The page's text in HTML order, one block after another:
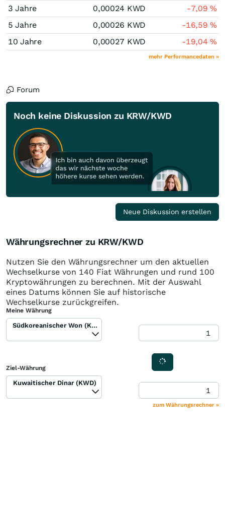
3 Jahre 0,00024 KWD -7,09%
5 Jahre
0,00026 KWD -16,59%
10 Jahre
0,00027 KWD -19,04%
mehr Performancedaten »
Forum
Noch keine Diskussion zu KRW/KWD
Neue Diskussion erstellen
Währungsrechner zu KRW/KWD
Nutzen Sie den Währungsrechner um den aktuellen
Wechselkurse von 140 Fiat Währungen und rund 100
Kryptowährungen zu berechnen. Mit der Auswahl
eines Datums können Sie auf historische
Wechselkurse zurückgreifen.
Meine Währung
Südkoreanischer Won (KRW)
Ziel-Währung
Kuwaitischer Dinar (KWD)
zum Währungsrechner »